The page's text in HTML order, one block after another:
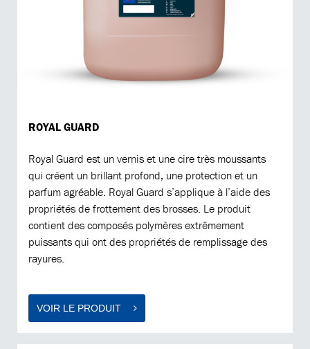
ROYAL GUARD
Royal Guard est un vernis et une cire très moussants
qui créent un brillant profond, une protection et un
parfum agréable. Royal Guard s’applique à l’aide des
propriétés de frottement des brosses. Le produit
contient des composés polymères extrêmement
puissants qui ont des propriétés de remplissage des
rayures.
VOIR LE PRODUIT